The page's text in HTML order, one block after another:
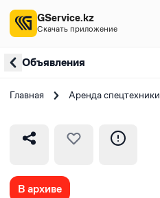
Объявления
Главная Аренда спецтехники
В архиве
GService.kz
Скачать приложение